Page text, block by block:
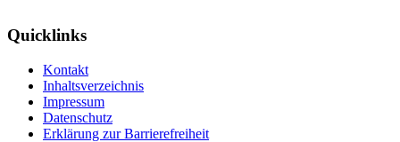
Quicklinks
Kontakt
Inhaltsverzeichnis
Impressum
Datenschutz
Erklärung zur Barrierefreiheit